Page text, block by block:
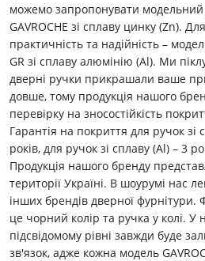
можемо запропонувати
GAVROCHE зі сплаву цинку (Zn).
практичність та надійність –
GR зі сплаву алюмінію (Al). Ми
дверні ручки прикрашали ваше
довше, тому продукція нашого
перевірку на зносостійкість
Гарантія на покриття для ручок зі
років, для ручок зі сплаву (Al) – 3
Продукція нашого бренду
території Україні. В шоурумі нас
інших брендів дверної
це чорний колір та ручка у колі. У
підсвідомому рівні завжди буде
зв'язок, адже кожна модель